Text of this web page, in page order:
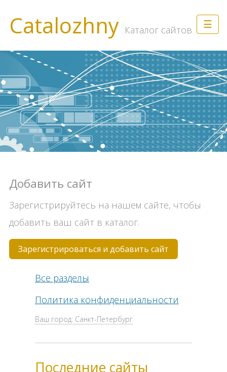
Catalozhny Каталог сайтов ☰
Добавить сайт
Зарегистрируйтесь на нашем сайте, чтобы
добавить ваш сайт в каталог.
Зарегистрироваться и добавить сайт
Все разделы
Политика конфиденциальности
Ваш город: Санкт-Петербург
Последние сайты